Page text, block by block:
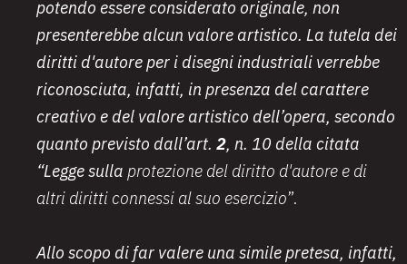
potendo essere considerato originale, non
presenterebbe alcun valore artistico. La tutela dei
diritti d'autore per i disegni industriali verrebbe
riconosciuta, infatti, in presenza del carattere
creativo e del valore artistico dell’opera, secondo
quanto previsto dall’art. 2, n. 10 della citata
“Legge sulla protezione del diritto d'autore e di
altri diritti connessi al suo esercizio”.
Allo scopo di far valere una simile pretesa, infatti,